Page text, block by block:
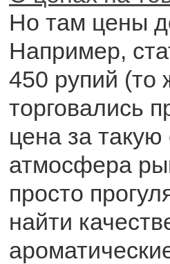
Но там цены
Например,
450 рупий (то
торговались
цена за такую
атмосфера
просто
найти